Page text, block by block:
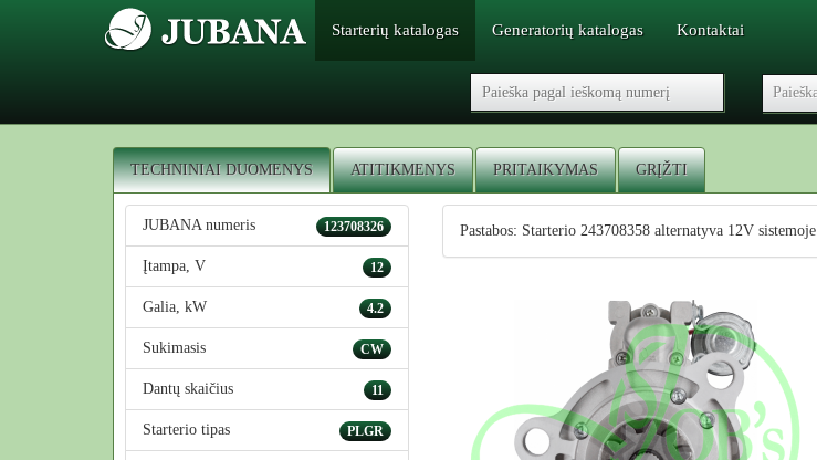
Starterių katalogas Generatorių katalogas Kontaktai
TECHNINIAI DUOMENYS ATITIKMENYS PRITAIKYMAS GRĮŽTI
123708326
JUBANA numeris
12
Įtampa, V
4.2
Galia, kW
CW
Sukimasis
11
Dantų skaičius
PLGR
Starterio tipas
Pastabos: Starterio 243708358 alternatyva 12V sistemoje.